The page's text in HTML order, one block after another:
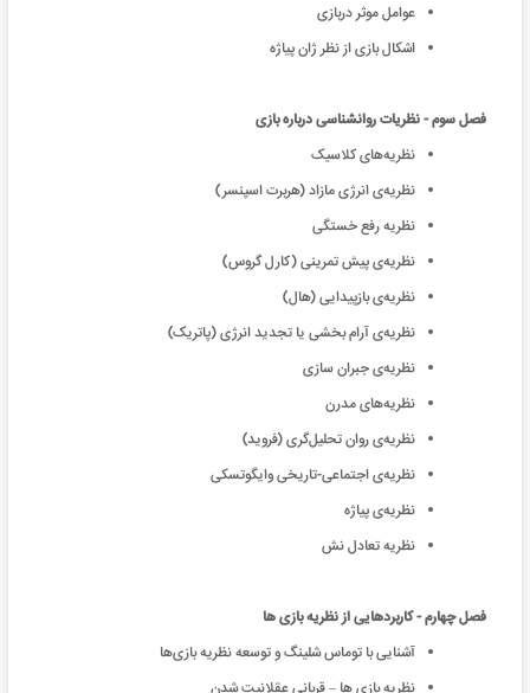
عوامل موثر دربازی
اشکال بازی از نظر ژان پیاژه
فصل سوم - نظریات روانشناسی درباره بازی
نظریه‌های کلاسیک
نظریه‌ی انرژی مازاد (هربرت اسپنسر)
نظريه رفع خستگى
نظریه‌ی پیش تمرینی (کارل گروس)
نظریه‌ی بازپیدایی (هال)
نظریه‌ی آرام بخشی یا تجدید انرژی (پاتریک)
نظریه‌ی جبران سازی
نظریه‌های مدرن
نظریه‌ی روان تحلیل‌گری (فروید)
نظریه‌ی اجتماعی-تاریخی وایگوتسکی
نظریه‌ی پیاژه
نظریه تعادل نش
فصل چهارم - کاربردهایی از نظریه بازی ها
آشنایی با توماس شلینگ و توسعه نظریه بازی‌ها
نظریه بازی ها – قربانی عقلانیت شدن